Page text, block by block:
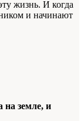
жизнь. И когда
и начинают
на земле, и